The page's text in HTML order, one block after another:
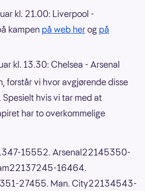
kl. 21.00: Liverpool -
kampen på web herog på
kl. 13.30: Chelsea - Arsenal
forstår vi hvor avgjørende disse
hvis vi tar med at
har to overkommelige
15552. Arsenal22145350-
16464.
27455. Man. City22134543-